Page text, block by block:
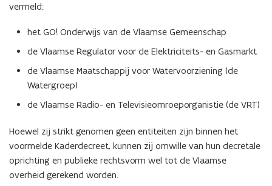
vermeld:
het GO! Onderwijs van de Vlaamse Gemeenschap
de Vlaamse Regulator voor de Elektriciteits- en Gasmarkt
de Vlaamse Maatschappij voor Watervoorziening (de
Watergroep)
de Vlaamse Radio- en Televisieomroeporganistie (de VRT)
Hoewel zij strikt genomen geen entiteiten zijn binnen het
voormelde Kaderdecreet, kunnen zij omwille van hun decretale
oprichting en publieke rechtsvorm wel tot de Vlaamse
overheid gerekend worden.